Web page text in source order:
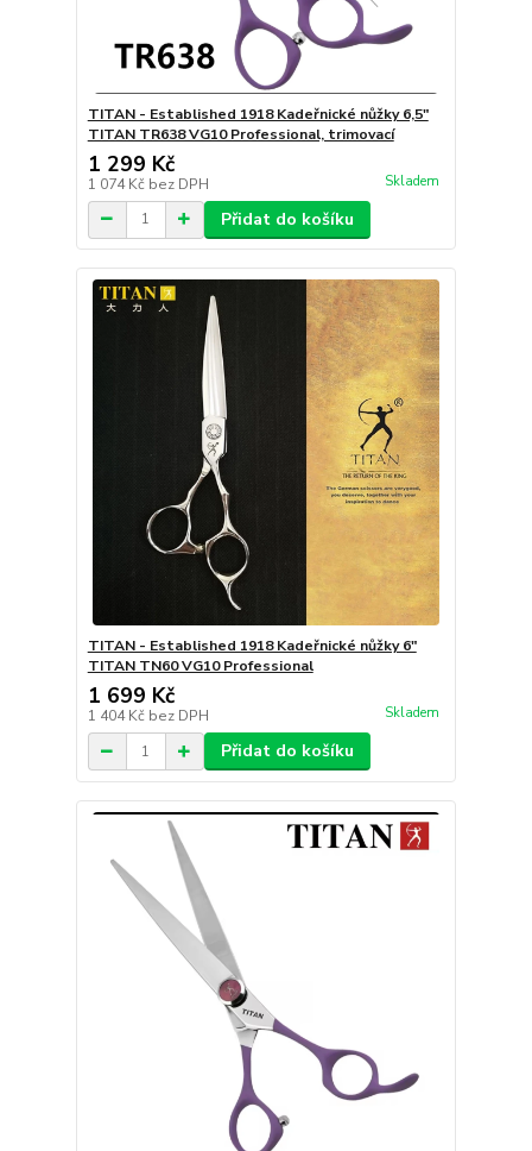
TITAN - Established 1918 Kadeřnické nůžky 6,5"
TITAN TR638 VG10 Professional, trimovací
1 299 Kč
1 074 Kč bez DPH Skladem
Přidat do košíku
TITAN - Established 1918 Kadeřnické nůžky 6"
TITAN TN60 VG10 Professional
1 699 Kč
1 404 Kč bez DPH Skladem
Přidat do košíku